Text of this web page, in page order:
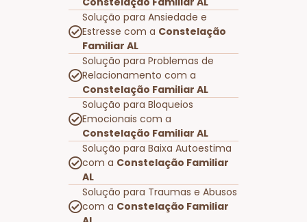
Solução para Ansiedade e
Estresse com a Constelação
Familiar AL
Solução para Problemas de
Relacionamento com a
Constelação Familiar AL
Solução para Bloqueios
Emocionais com a
Constelação Familiar AL
Solução para Baixa Autoestima
com a Constelação Familiar
AL
Solução para Traumas e Abusos
com a Constelação Familiar